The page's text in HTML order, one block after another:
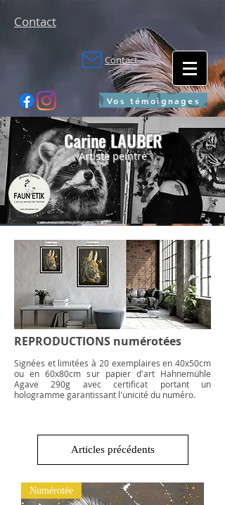
Contact
Contact
Vos témoignages
Carine LAUBER
Artiste peintre
REPRODUCTIONS numérotées
Signées et limitées à 20 exemplaires en 40x50cm
ou en 60x80cm sur papier d'art Hahnemühle
Agave 290g avec certificat portant un
hologramme garantissant l'unicité du numéro.
Articles précédents
Numérotée